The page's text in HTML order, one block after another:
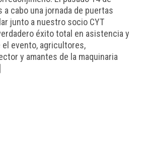
a cabo una jornada de puertas
junto a nuestro socio CYT
éxito total en asistencia y
evento, agricultores,
y amantes de la maquinaria